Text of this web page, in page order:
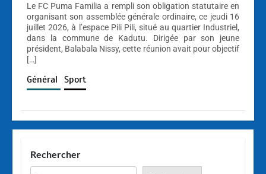
Le FC Puma Familia a rempli son obligation statutaire en
organisant son assemblée générale ordinaire, ce jeudi 16
juillet 2026, à l’espace Pili Pili, situé au quartier Industriel,
dans la commune de Kadutu. Dirigée par son jeune
président, Balabala Nissy, cette réunion avait pour objectif
[…]
Général Sport
Rechercher